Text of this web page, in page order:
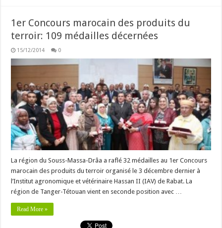
1er Concours marocain des produits du
terroir: 109 médailles décernées
15/12/2014 0
La région du Souss-Massa-Drâa a raflé 32 médailles au 1er Concours
marocain des produits du terroir organisé le 3 décembre dernier à
l’Institut agronomique et vétérinaire Hassan II (IAV) de Rabat. La
région de Tanger-Tétouan vient en seconde position avec …
Read More »